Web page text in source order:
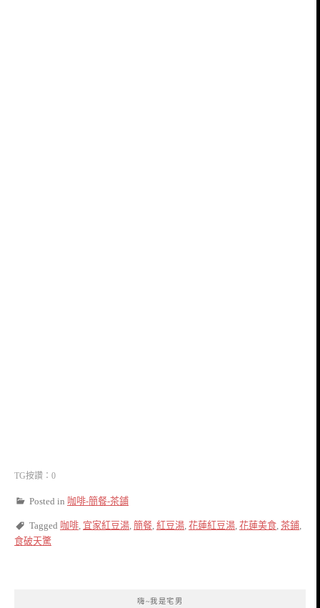
TG按讚：0
Posted in 咖啡-簡餐-茶鋪
Tagged 咖啡, 宜家紅豆湯, 簡餐, 紅豆湯, 花蓮紅豆湯, 花蓮美食, 茶鋪,
食破天驚
嗨~我是宅男